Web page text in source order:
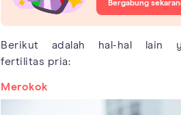
Bergabung
Berikut adalah hal-hal lain
fertilitas pria:
Merokok